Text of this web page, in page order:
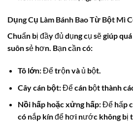
Dụng Cụ Làm Bánh Bao Từ Bột Mì
Chuẩn bị đầy đủ dụng cụ sẽ giúp
suôn sẻ hơn. Bạn cần có:
Tô lớn:Để trộn và ủ bột.
Cây cán bột:Để cán bột thành
Nồi hấp hoặc xửng hấp:Để hấp
có nắp kín để hơi nước không bị